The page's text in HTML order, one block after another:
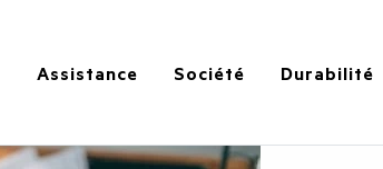
Assistance Société Durabilité